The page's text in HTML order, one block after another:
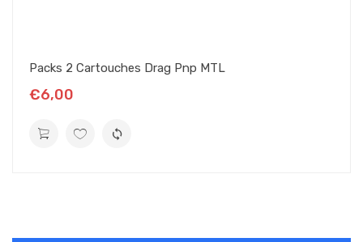
1x Cartouche Tpp X
Packs 2 Cartouches Drag Pnp MTL
€6,00